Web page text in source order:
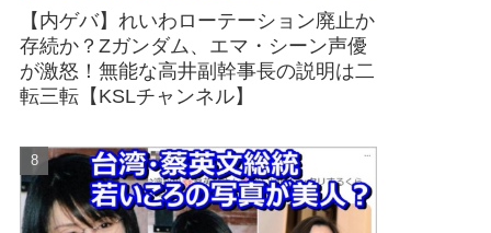
【内ゲバ】れいわローテーション廃止か
存続か？Zガンダム、エマ・シーン声優
が激怒！無能な高井副幹事長の説明は二
転三転【KSLチャンネル】